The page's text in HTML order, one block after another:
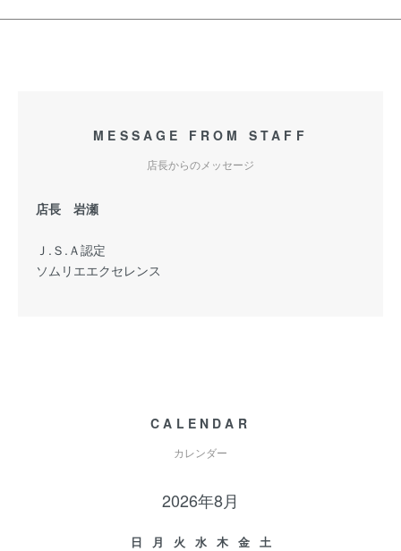
MESSAGE FROM STAFF
店長からのメッセージ
店長 岩瀬
Ｊ.Ｓ.Ａ認定
ソムリエエクセレンス
CALENDAR
カレンダー
2026年8月
日 月 火 水 木 金
土